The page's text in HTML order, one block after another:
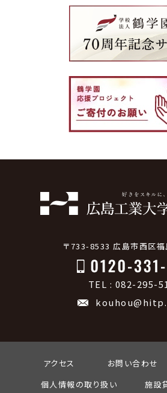
〒733-8533 広島市西区
TEL : 082-295-
アクセス お問い合わせ
個人情報の取り扱い
施設